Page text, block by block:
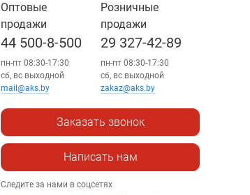
Оптовые
продажи
44 500-8-500
пн-пт 08:30-17:30
сб, вс выходной
mail@aks.by
Розничные
продажи
29 327-42-89
пн-пт 08:30-17:30
сб, вс выходной
zakaz@aks.by
Заказать звонок
Написать нам
Следите за нами в соцсетях